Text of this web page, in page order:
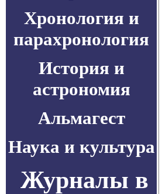
Хронология и
парахронология
История и
астрономия
Альмагест
Наука и культура
Журналы в